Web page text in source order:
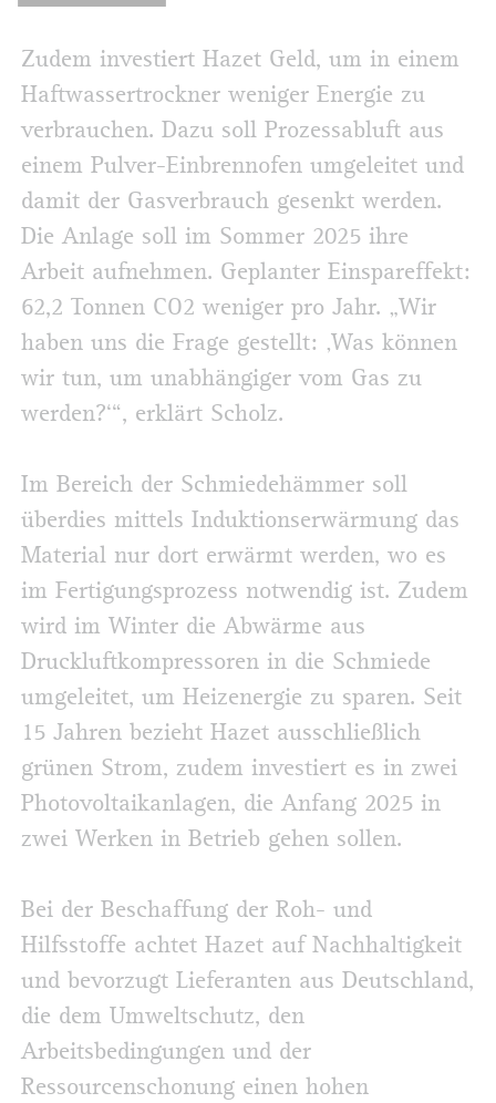
Zudem investiert Hazet Geld, um in einem
Haftwassertrockner weniger Energie zu
verbrauchen. Dazu soll Prozessabluft aus
einem Pulver-Einbrennofen umgeleitet und
damit der Gasverbrauch gesenkt werden.
Die Anlage soll im Sommer 2025 ihre
Arbeit aufnehmen. Geplanter Einspareffekt:
62,2 Tonnen CO2 weniger pro Jahr. „Wir
haben uns die Frage gestellt: ‚Was können
wir tun, um unabhängiger vom Gas zu
werden?‘“, erklärt Scholz.
Im Bereich der Schmiedehämmer soll
überdies mittels Induktionserwärmung das
Material nur dort erwärmt werden, wo es
im Fertigungsprozess notwendig ist. Zudem
wird im Winter die Abwärme aus
Druckluftkompressoren in die Schmiede
umgeleitet, um Heizenergie zu sparen. Seit
15 Jahren bezieht Hazet ausschließlich
grünen Strom, zudem investiert es in zwei
Photovoltaikanlagen, die Anfang 2025 in
zwei Werken in Betrieb gehen sollen.
Bei der Beschaffung der Roh- und
Hilfsstoffe achtet Hazet auf Nachhaltigkeit
und bevorzugt Lieferanten aus Deutschland,
die dem Umweltschutz, den
Arbeitsbedingungen und der
Ressourcenschonung einen hohen